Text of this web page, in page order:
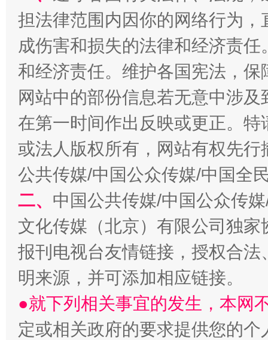
习近平的博鳌关键词
魏明亮
“刷贴”乱象丛生
生
担法律范围内因你的网络行为
成伤害和损失的法律和经济责
和经济责任。维护各国宪法，
网站中的部份信息若无意中涉
在第一时间作出反映或更正。
或法人版权所有，网站有权先
公共传媒/中国公众传媒/中国全
二、 中国公共传媒/中国公众传
文化传媒（北京）有限公司独
报刊电视台友情链接，授权合
明来源，并可添加相应链接。
●就下列相关事宜的发生，本网
定或相关政府的要求提供您的个